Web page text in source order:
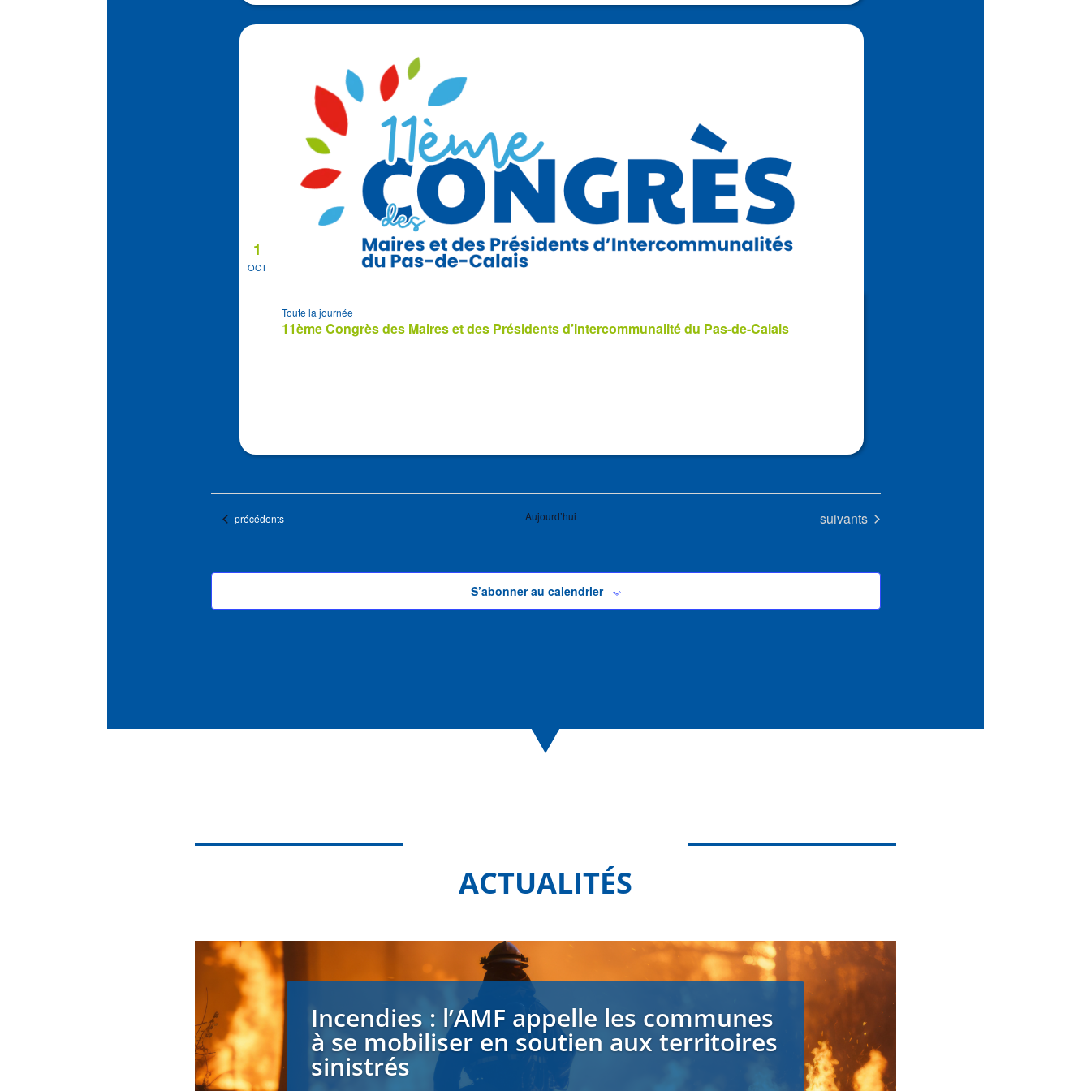
OCT
1
11ème Congrès des Maires et des Présidents d’Intercommunalité du Pas-de-Calais
Toute la journée
Évènements
précédents Aujourd’hui Évènements
suivants
S’abonner au calendrier
ACTUALITÉS
Incendies : l’AMF appelle les communes
à se mobiliser en soutien aux territoires
sinistrés